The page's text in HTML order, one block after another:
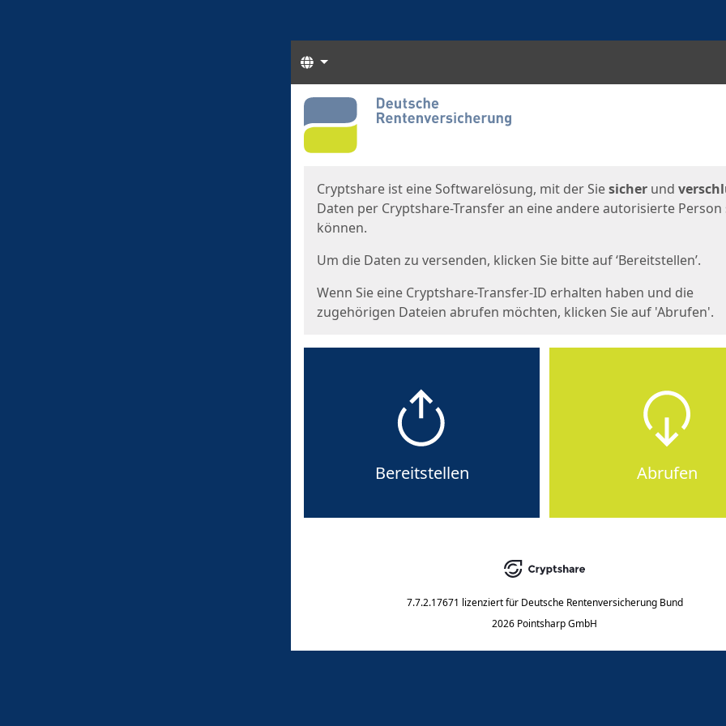
Sprachen
Start
Cryptshare ist eine Softwarelösung, mit der Siesicher und
Daten per Cryptshare-Transfer an eine andere autorisierte Person
können.
Um die Daten zu versenden, klicken Sie bitte auf ‘Bereitstellen’.
Wenn Sie eine Cryptshare-Transfer-ID erhalten haben und die
zugehörigen Dateien abrufen möchten, klicken Sie auf 'Abrufen'.
Bereitstellen Abrufen
7.7.2.17671 lizenziert für Deutsche Rentenversicherung Bund
2026 Pointsharp GmbH